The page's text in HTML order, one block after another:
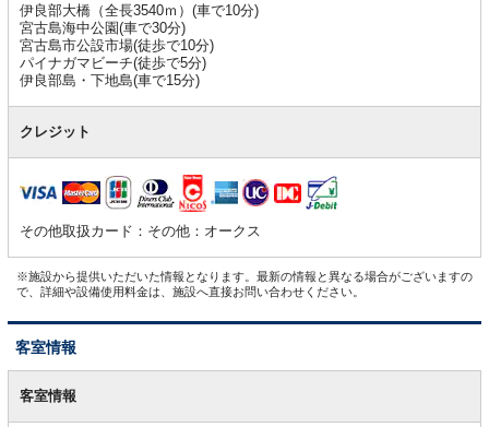
伊良部大橋（全長3540ｍ）(車で10分)
宮古島海中公園(車で30分)
宮古島市公設市場(徒歩で10分)
パイナガマビーチ(徒歩で5分)
伊良部島・下地島(車で15分)
クレジット
その他取扱カード：その他：オークス
※施設から提供いただいた情報となります。最新の情報と異なる場合がございますの
で、詳細や設備使用料金は、施設へ直接お問い合わせください。
客室情報
室客室情報